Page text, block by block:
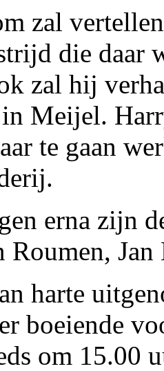
zal
die daar
zal hij
Meijel.
te gaan
erna zijn
Roumen, Jan
harte
boeiende
om 15.00